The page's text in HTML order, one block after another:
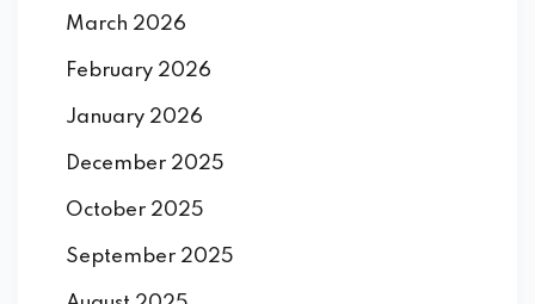
March 2026
February 2026
January 2026
December 2025
October 2025
September 2025